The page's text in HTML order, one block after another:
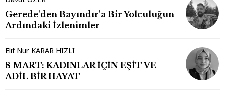
Gerede'den Bayındır'a Bir Yolculuğun
Ardındaki İzlenimler
Elif Nur KARAR HIZLI
8 MART: KADINLAR İÇİN EŞİT VE
ADİL BİR HAYAT